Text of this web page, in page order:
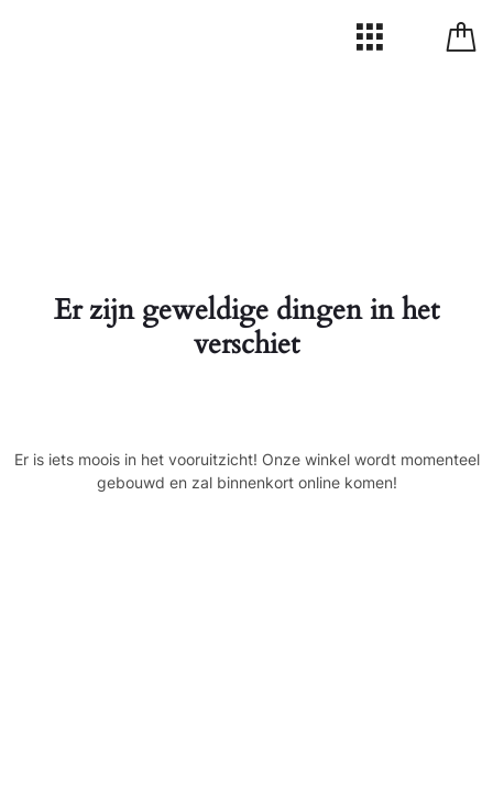
Er zijn geweldige dingen in het
verschiet
Er is iets moois in het vooruitzicht! Onze winkel wordt momenteel
gebouwd en zal binnenkort online komen!